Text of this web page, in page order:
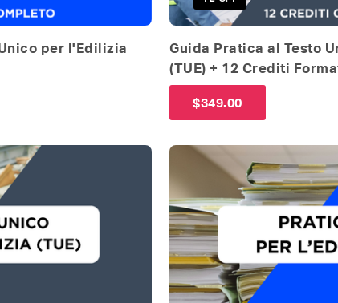
per l'Edilizia
Guida Pratica al Testo
(TUE) + 12 Crediti
$349.00